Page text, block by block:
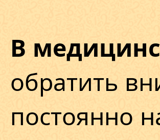
В
обратить
постоянно